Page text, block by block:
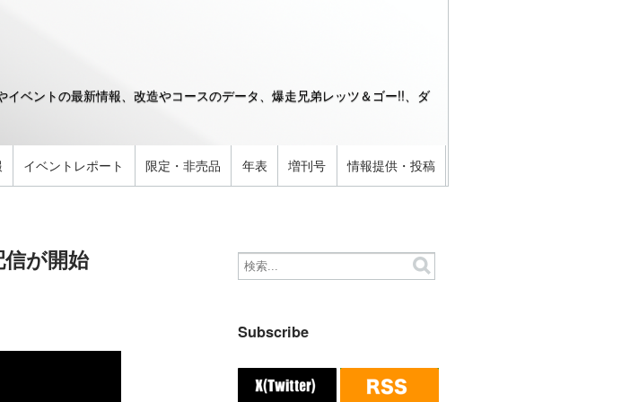
ベントの最新情報、改造やコースのデータ、爆走兄弟レッツ＆ゴー!!、ダ
イベントレポート 限定・非売品 年表 増刊号 情報提供・投稿
が開始
Subscribe